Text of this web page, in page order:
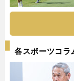
各スポーツコラ